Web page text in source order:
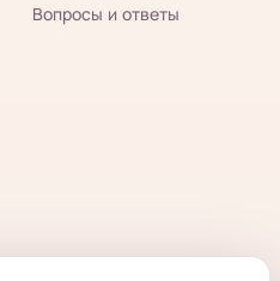
Вопросы и ответы